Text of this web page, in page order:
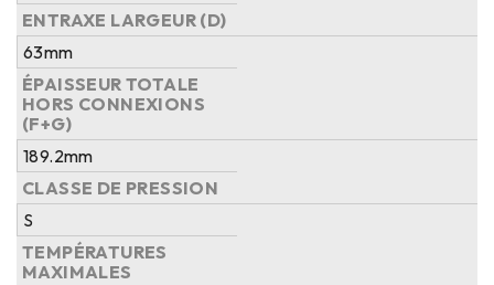
ENTRAXE LARGEUR (D)
63mm
ÉPAISSEUR TOTALE
HORS CONNEXIONS
(F+G)
189.2mm
CLASSE DE PRESSION
S
TEMPÉRATURES
MAXIMALES